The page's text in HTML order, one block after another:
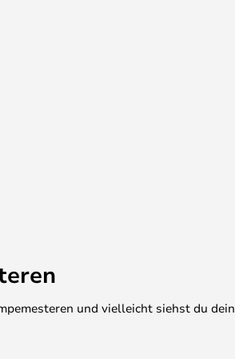
und vielleicht siehst du dein